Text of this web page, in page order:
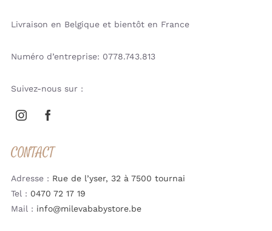
Livraison en Belgique et bientôt en France
Numéro d’entreprise: 0778.743.813
Suivez-nous sur :
CONTACT
Adresse : Rue de l’yser, 32 à 7500 tournai
Tel : 0470 72 17 19
Mail : info@milevababystore.be